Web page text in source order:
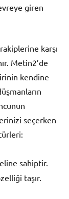
giren
karşı
Metin2’de
kendine
seçerken
sahiptir.
taşır.